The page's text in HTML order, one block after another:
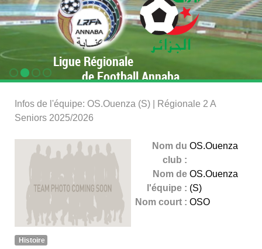
Ligue Régionale
de Football Annaba
Infos de l'équipe: OS.Ouenza (S) | Régionale 2 A
Seniors 2025/2026
Nom du
club :
OS.Ouenza
Nom de
l'équipe :
OS.Ouenza
(S)
Nom court : OSO
Histoire